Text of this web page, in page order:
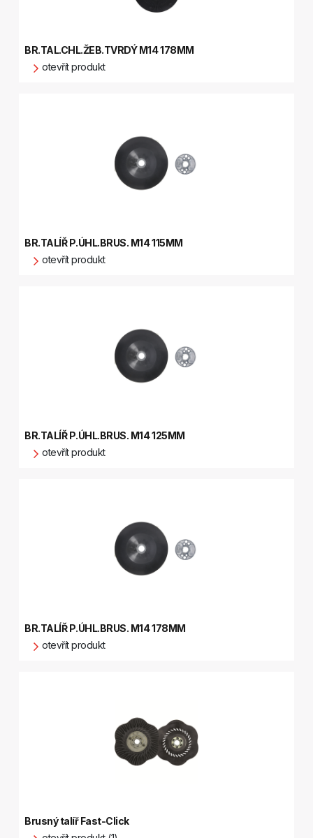
BR.TAL.CHL.ŽEB.TVRDÝ M14 178MM
otevřít produkt
BR.TALÍŘ P.ÚHL.BRUS. M14 115MM
otevřít produkt
BR.TALÍŘ P.ÚHL.BRUS. M14 125MM
otevřít produkt
BR.TALÍŘ P.ÚHL.BRUS. M14 178MM
otevřít produkt
Brusný talíř Fast-Click